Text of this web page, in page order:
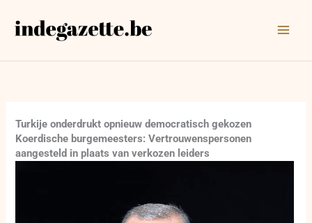
naar
Turkije onderdrukt opnieuw democratisch gekozen
Koerdische burgemeesters: Vertrouwenspersonen
aangesteld in plaats van verkozen leiders